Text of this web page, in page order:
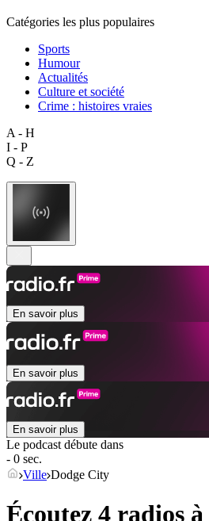
Catégories les plus populaires
Sports
Humour
Actualités
Culture et société
Crime : histoires vraies
A - H
I - P
Q - Z
En savoir plus
En savoir plus
En savoir plus
Le podcast débute dans
- 0 sec.
Ville Dodge City
Écoutez 4 radios à